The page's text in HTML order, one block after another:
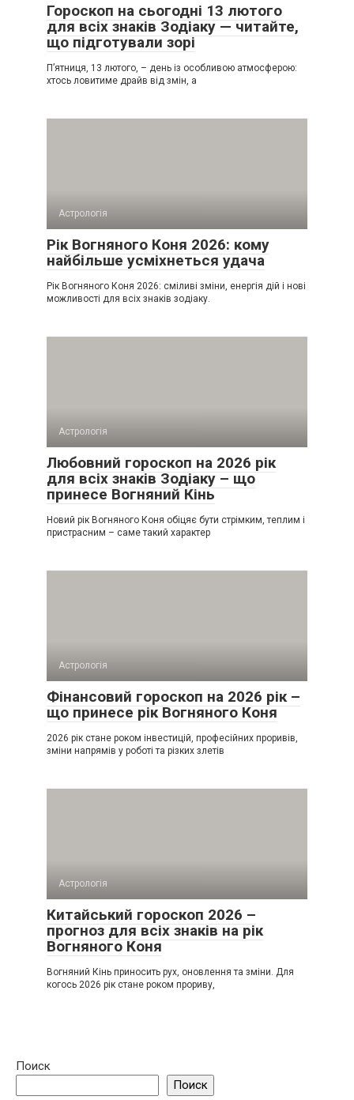
Гороскоп на сьогодні 13 лютого
для всіх знаків Зодіаку — читайте,
що підготували зорі
П’ятниця, 13 лютого, – день із особливою атмосферою:
хтось ловитиме драйв від змін, а
Астрологія
Рік Вогняного Коня 2026: кому
найбільше усміхнеться удача
Рік Вогняного Коня 2026: сміливі зміни, енергія дій і нові
можливості для всіх знаків зодіаку.
Астрологія
Любовний гороскоп на 2026 рік
для всіх знаків Зодіаку – що
принесе Вогняний Кінь
Новий рік Вогняного Коня обіцяє бути стрімким, теплим і
пристрасним – саме такий характер
Астрологія
Фінансовий гороскоп на 2026 рік –
що принесе рік Вогняного Коня
2026 рік стане роком інвестицій, професійних проривів,
зміни напрямів у роботі та різких злетів
Астрологія
Китайський гороскоп 2026 –
прогноз для всіх знаків на рік
Вогняного Коня
Вогняний Кінь приносить рух, оновлення та зміни. Для
когось 2026 рік стане роком прориву,
Поиск
Поиск